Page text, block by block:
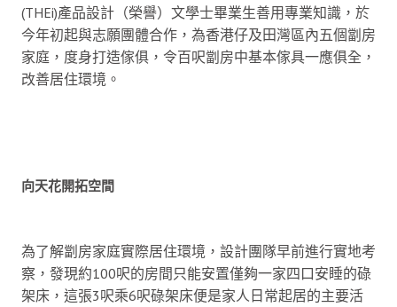
(THEi)產品設計（榮譽）文學士畢業生善用專業知識，於
今年初起與志願團體合作，為香港仔及田灣區內五個劏房
家庭，度身打造傢俱，令百呎劏房中基本傢具一應俱全，
改善居住環境。
向天花開拓空間
為了解劏房家庭實際居住環境，設計團隊早前進行實地考
察，發現約100呎的房間只能安置僅夠一家四口安睡的碌
架床，這張3呎乘6呎碌架床便是家人日常起居的主要活